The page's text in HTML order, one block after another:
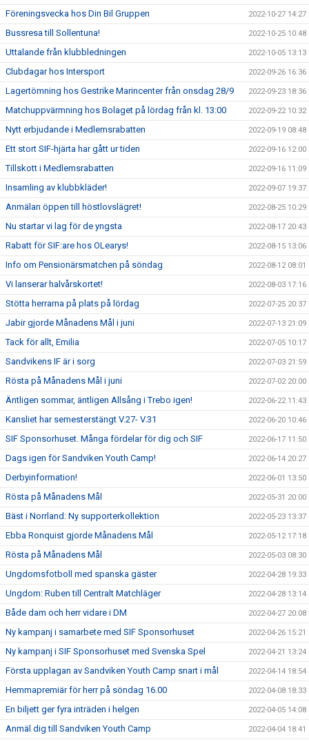
Föreningsvecka hos Din Bil Gruppen 2022-10-27 14:27
Bussresa till Sollentuna! 2022-10-25 10:48
Uttalande från klubbledningen 2022-10-05 13:13
Clubdagar hos Intersport 2022-09-26 16:36
Lagertömning hos Gestrike Marincenter från onsdag 28/9 2022-09-23 18:36
Matchuppvärmning hos Bolaget på lördag från kl. 13:00 2022-09-22 10:32
Nytt erbjudande i Medlemsrabatten 2022-09-19 08:48
Ett stort SIF-hjärta har gått ur tiden 2022-09-16 12:00
Tillskott i Medlemsrabatten 2022-09-16 11:09
Insamling av klubbkläder! 2022-09-07 19:37
Anmälan öppen till höstlovslägret! 2022-08-25 10:29
Nu startar vi lag för de yngsta 2022-08-17 20:43
Rabatt för SIF:are hos OLearys! 2022-08-15 13:06
Info om Pensionärsmatchen på söndag 2022-08-12 08:01
Vi lanserar halvårskortet! 2022-08-03 17:16
Stötta herrarna på plats på lördag 2022-07-25 20:37
Jabir gjorde Månadens Mål i juni 2022-07-13 21:09
Tack för allt, Emilia 2022-07-05 10:17
Sandvikens IF är i sorg 2022-07-03 21:59
Rösta på Månadens Mål i juni 2022-07-02 20:00
Äntligen sommar, äntligen Allsång i Trebo igen! 2022-06-22 11:43
Kansliet har semesterstängt V.27- V.31 2022-06-20 10:46
SIF Sponsorhuset. Många fördelar för dig och SIF 2022-06-17 11:50
Dags igen för Sandviken Youth Camp! 2022-06-14 20:27
Derbyinformation! 2022-06-01 13:50
Rösta på Månadens Mål 2022-05-31 20:00
Bäst i Norrland: Ny supporterkollektion 2022-05-23 13:37
Ebba Ronquist gjorde Månadens Mål 2022-05-12 17:18
Rösta på Månadens Mål 2022-05-03 08:30
Ungdomsfotboll med spanska gäster 2022-04-28 19:33
Ungdom: Ruben till Centralt Matchläger 2022-04-28 13:14
Både dam och herr vidare i DM 2022-04-27 20:08
Ny kampanj i samarbete med SIF Sponsorhuset 2022-04-26 15:21
Ny kampanj i SIF Sponsorhuset med Svenska Spel 2022-04-21 13:24
Första upplagan av Sandviken Youth Camp snart i mål 2022-04-14 18:54
Hemmapremiär för herr på söndag 16.00 2022-04-08 18:33
En biljett ger fyra inträden i helgen 2022-04-05 14:08
Anmäl dig till Sandviken Youth Camp 2022-04-04 18:41